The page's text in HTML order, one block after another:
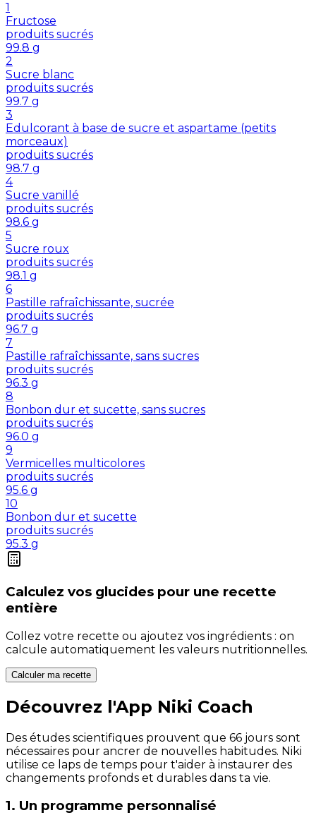
1
Fructose
produits sucrés
99.8 g
2
Sucre blanc
produits sucrés
99.7 g
3
Edulcorant à base de sucre et aspartame (petits
morceaux)
produits sucrés
98.7 g
4
Sucre vanillé
produits sucrés
98.6 g
5
Sucre roux
produits sucrés
98.1 g
6
Pastille rafraîchissante, sucrée
produits sucrés
96.7 g
7
Pastille rafraîchissante, sans sucres
produits sucrés
96.3 g
8
Bonbon dur et sucette, sans sucres
produits sucrés
96.0 g
9
Vermicelles multicolores
produits sucrés
95.6 g
10
Bonbon dur et sucette
produits sucrés
95.3 g
Calculez vos glucides pour une recette
entière
Collez votre recette ou ajoutez vos ingrédients : on
calcule automatiquement les valeurs nutritionnelles.
Calculer ma recette
Découvrez l'App Niki Coach
Des études scientifiques prouvent que 66 jours sont
nécessaires pour ancrer de nouvelles habitudes. Niki
utilise ce laps de temps pour t'aider à instaurer des
changements profonds et durables dans ta vie.
1. Un programme personnalisé